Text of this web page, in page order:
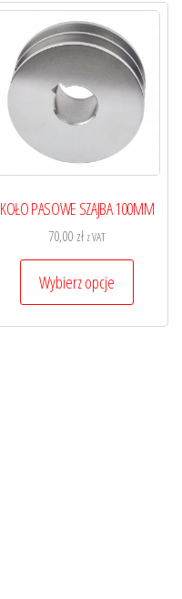
Opcje
można
wybrać
na
stronie
KOŁO PASOWE SZAJBA 100MM
70,00 zł z VAT
Wybierz opcje
Ten